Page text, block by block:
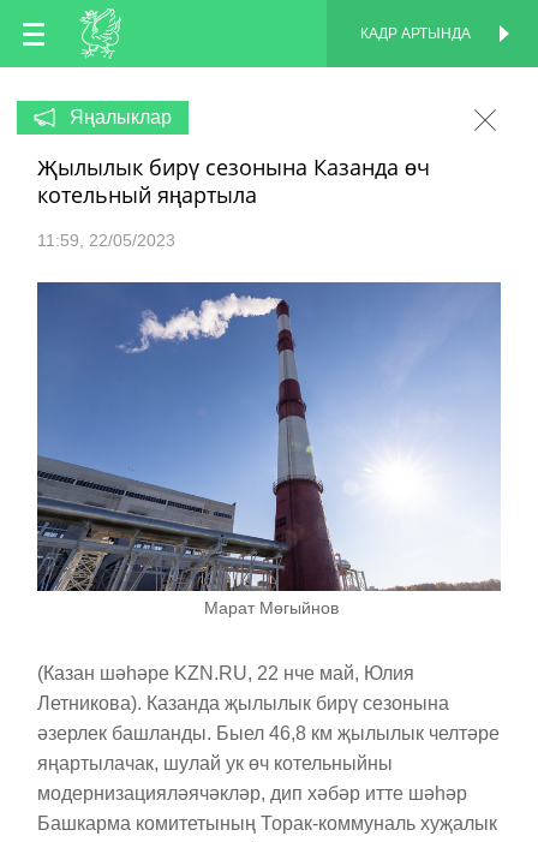
TT
EN
КАДР АРТЫНДА
Яңалыклар
Җылылык бирү сезонына Казанда өч
котельный яңартыла
11:59 22/05/2023
Марат Мөгыйнов
(Казан шәһәре KZN.RU, 22 нче май, Юлия
Летникова). Казанда җылылык бирү сезонына
әзерлек башланды. Быел 46,8 км җылылык челтәре
яңартылачак, шулай ук өч котельныйны
модернизацияләячәкләр, дип хәбәр итте шәһәр
Башкарма комитетының Торак-коммуналь хуҗалык
КАДР АРТЫНДА